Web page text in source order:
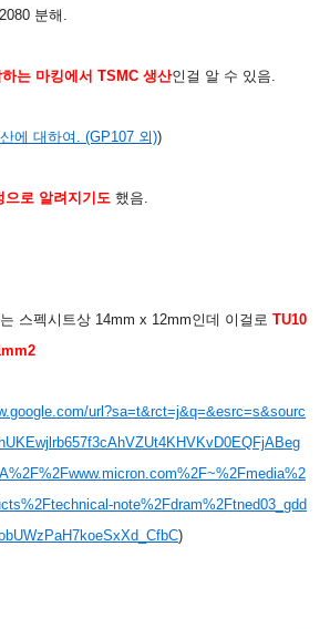
분해.
는 마킹에서 TSMC 생산인걸 알 수 있음.
에 대하여. (GP107 외))
로 알려지기도 했음.
스펙시트상 14mm x 12mm인데 이걸로 TU10
url?sa=t&rct=j&q=&esrc=s&sourc
note%2Fdram%2Ftned03_gdd
)